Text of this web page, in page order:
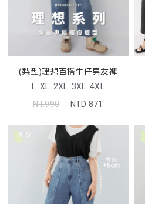
(梨型)理想百搭牛仔男友褲
L XL 2XL 3XL 4XL
NT.990
NTD.871